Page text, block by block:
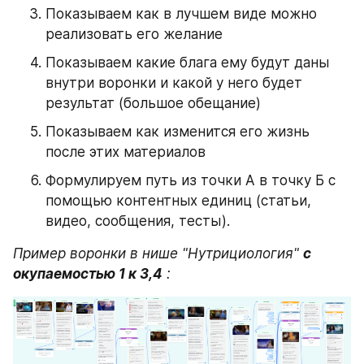
Показываем как в лучшем виде можно
реализовать его желание
Показываем какие блага ему будут даны
внутри воронки и какой у него будет
результат (большое обещание)
Показываем как изменится его жизнь
после этих материалов
Формулируем путь из точки А в точку Б с
помощью контентных единиц (статьи,
видео, сообщения, тесты).
Пример воронки в нише "Нутрициология" с
окупаемостью 1 к 3,4 :